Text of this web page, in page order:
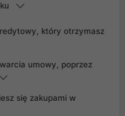
który otrzymasz
umowy, poprzez
się zakupami w